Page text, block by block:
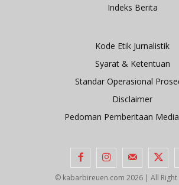
Indeks Berita
Kode Etik Jurnalistik
Syarat & Ketentuan
Standar Operasional
Disclaimer
Pedoman Pemberitaan
© kabarbireuen.com 2026 | All Right